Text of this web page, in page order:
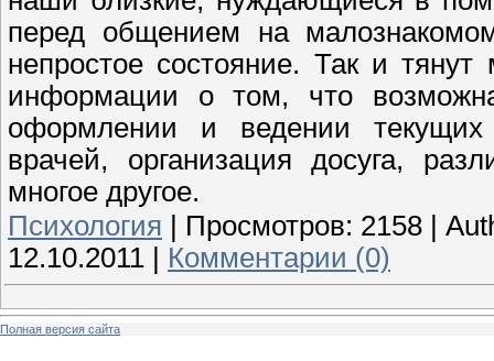
перед общением на
непростое состояние. Так и
информации о том, что
оформлении и ведении текущих
врачей, организация досуга,
многое другое.
Психология
Просмотров: 2158
12.10.2011
Комментарии (0)
Полная версия сайта